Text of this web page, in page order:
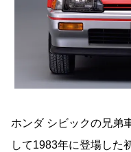
ホンダ シビックの兄弟
して1983年に登場した